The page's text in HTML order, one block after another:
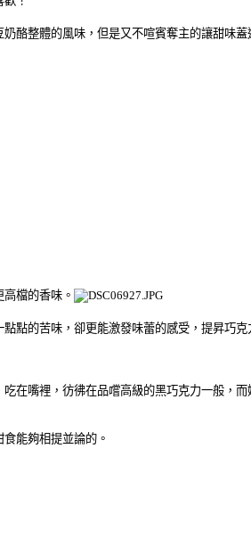
酪整體的風味，但是又不喧賓奪主的讓甜味
檔的香味。
點的苦味，卻更能激發味蕾的感受，提昇巧
在嘴裡，彷彿在品嚐高級的黑巧克力一般，
能夠相提並論的。